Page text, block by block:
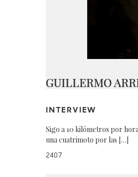
GUILLERMO
INTERVIEW
Sigo a 10 kilómetros por
una cuatrimoto por las […]
2407